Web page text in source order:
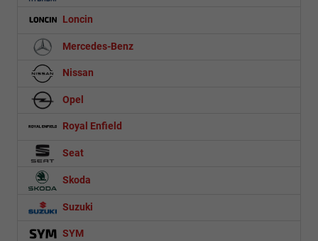
Loncin
Mercedes-Benz
Nissan
Opel
Royal Enfield
Seat
Skoda
Suzuki
SYM